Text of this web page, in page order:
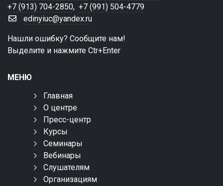
+7 (913) 704-2850, +7 (991) 504-4779
edinyiuc@yandex.ru
Нашли ошибку? Сообщите нам!
Выделите и нажмите Ctr+Enter
МЕНЮ
Главная
О центре
Пресс-центр
Курсы
Семинары
Вебинары
Слушателям
Организациям